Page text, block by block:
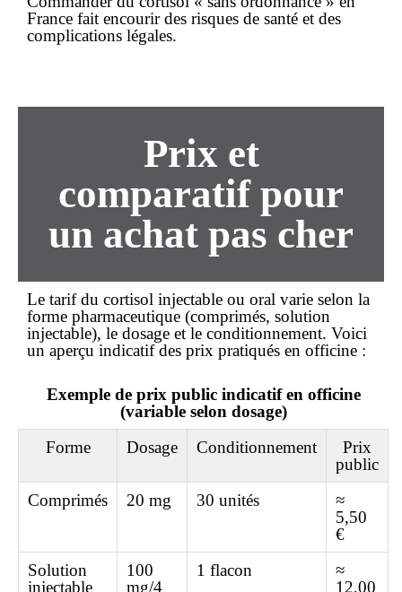
France fait encourir des risques de santé et des
complications légales.
Prix et
comparatif pour
un achat pas cher
Le tarif du cortisol injectable ou oral varie selon la
forme pharmaceutique (comprimés, solution
injectable), le dosage et le conditionnement. Voici
un aperçu indicatif des prix pratiqués en officine :
Exemple de prix public indicatif en officine
(variable selon dosage)
Forme
Dosage Conditionnement
Prix
public
Comprimés
20 mg 30 unités
≈
5,50
€
Solution
injectable
100
mg/4
1 flacon
≈
12,00